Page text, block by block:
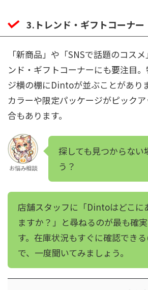
3.トレンド・ギフトコーナー
「新商品」や「SNSで話題のコス
ンド・ギフトコーナーにも要注目
ジ横の棚にDintoが並ぶことがあり
カラーや限定パッケージがピック
合もあります。
お悩み相談
探しても見つからない
う？
店舗スタッフに「Dintoはどこに
ますか？」と尋ねるのが最も確
す。在庫状況もすぐに確認でき
で、一度聞いてみましょう。